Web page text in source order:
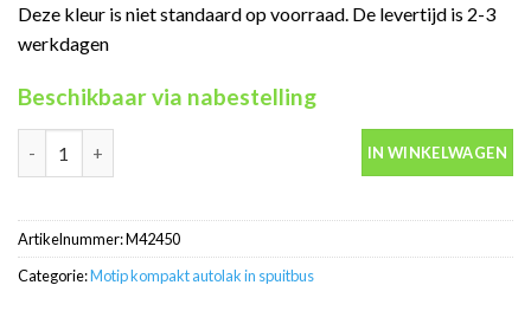
Deze kleur is niet standaard op voorraad. De levertijd is 2-3
werkdagen
Beschikbaar via nabestelling
Motip Kompakt 42450 rood autolak in spuitbus 400ml aantal
IN WINKELWAGEN
Artikelnummer:M42450
Categorie:Motip kompakt autolak in spuitbus